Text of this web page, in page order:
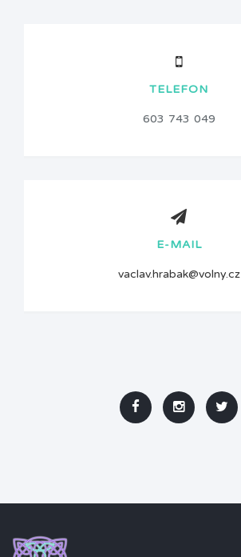
TELEFON
603 743 049
E-MAIL
vaclav.hrabak@volny.cz